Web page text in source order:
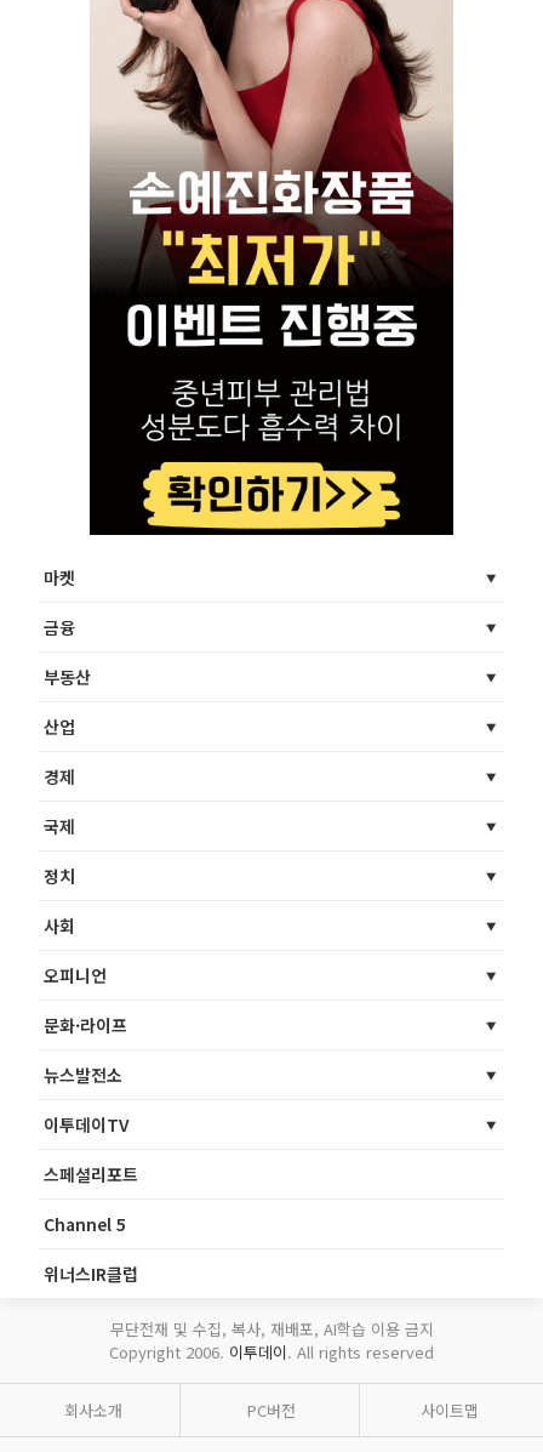
마켓
금융
부동산
산업
경제
국제
정치
사회
오피니언
문화·라이프
뉴스발전소
이투데이TV
스페셜리포트
Channel 5
위너스IR클럽
무단전재 및 수집, 복사, 재배포, AI학습 이용 금지
Copyright 2006. 이투데이. All rights reserved
회사소개 PC버전 사이트맵